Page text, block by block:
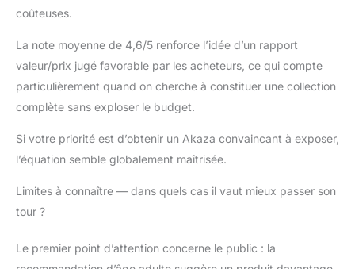
coûteuses.
La note moyenne de 4,6/5 renforce l’idée d’un rapport
valeur/prix jugé favorable par les acheteurs, ce qui compte
particulièrement quand on cherche à constituer une collection
complète sans exploser le budget.
Si votre priorité est d’obtenir un Akaza convaincant à exposer,
l’équation semble globalement maîtrisée.
Limites à connaître — dans quels cas il vaut mieux passer son
tour ?
Le premier point d’attention concerne le public : la